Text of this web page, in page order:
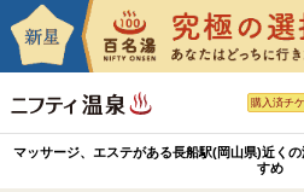
購入済チ
マッサージ、エステがある長船駅(岡山県)近く
すめ